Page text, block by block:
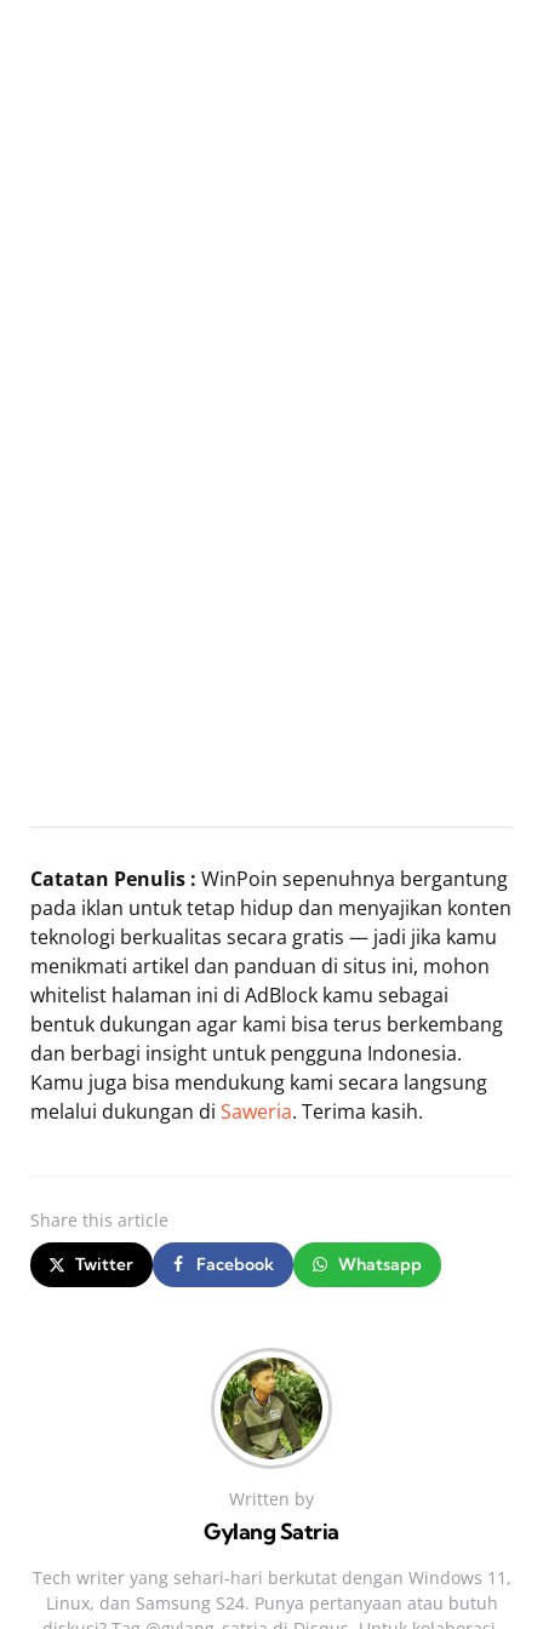
Catatan Penulis : WinPoin sepenuhnya bergantung
pada iklan untuk tetap hidup dan menyajikan konten
teknologi berkualitas secara gratis — jadi jika kamu
menikmati artikel dan panduan di situs ini, mohon
whitelist halaman ini di AdBlock kamu sebagai
bentuk dukungan agar kami bisa terus berkembang
dan berbagi insight untuk pengguna Indonesia.
Kamu juga bisa mendukung kami secara langsung
melalui dukungan di Saweria. Terima kasih.
Share this article
Twitter Facebook Whatsapp
Written by
Gylang Satria
Tech writer yang sehari‑hari berkutat dengan Windows 11,
Linux, dan Samsung S24. Punya pertanyaan atau butuh